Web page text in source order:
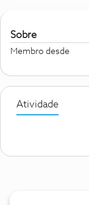
Sobre
Membro desde
Atividade